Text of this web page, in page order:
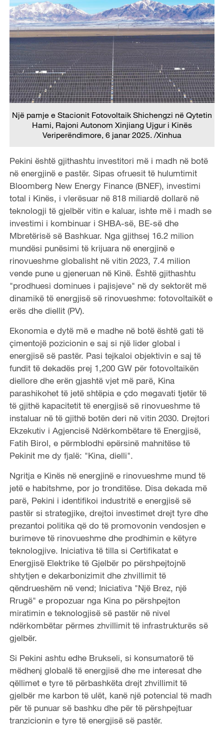
Një pamje e Stacionit Fotovoltaik Shichengzi në Qytetin
Hami, Rajoni Autonom Xinjiang Ujgur i Kinës
Veriperëndimore, 6 janar 2025. /Xinhua
Pekini është gjithashtu investitori më i madh në botë
në energjinë e pastër. Sipas ofruesit të hulumtimit
Bloomberg New Energy Finance (BNEF), investimi
total i Kinës, i vlerësuar në 818 miliardë dollarë në
teknologji të gjelbër vitin e kaluar, ishte më i madh se
investimi i kombinuar i SHBA-së, BE-së dhe
Mbretërisë së Bashkuar. Nga gjithsej 16.2 milion
mundësi punësimi të krijuara në energjinë e
rinovueshme globalisht në vitin 2023, 7.4 milion
vende pune u gjeneruan në Kinë. Është gjithashtu
"prodhuesi dominues i pajisjeve" në dy sektorët më
dinamikë të energjisë së rinovueshme: fotovoltaikët e
erës dhe diellit (PV).
Ekonomia e dytë më e madhe në botë është gati të
çimentojë pozicionin e saj si një lider global i
energjisë së pastër. Pasi tejkaloi objektivin e saj të
fundit të dekadës prej 1,200 GW për fotovoltaikën
diellore dhe erën gjashtë vjet më parë, Kina
parashikohet të jetë shtëpia e çdo megavati tjetër të
të gjithë kapacitetit të energjisë së rinovueshme të
instaluar në të gjithë botën deri në vitin 2030. Drejtori
Ekzekutiv i Agjencisë Ndërkombëtare të Energjisë,
Fatih Birol, e përmblodhi epërsinë mahnitëse të
Pekinit me dy fjalë: "Kina, dielli".
Ngritja e Kinës në energjinë e rinovueshme mund të
jetë e habitshme, por jo tronditëse. Disa dekada më
parë, Pekini i identifikoi industritë e energjisë së
pastër si strategjike, drejtoi investimet drejt tyre dhe
prezantoi politika që do të promovonin vendosjen e
burimeve të rinovueshme dhe prodhimin e këtyre
teknologjive. Iniciativa të tilla si Certifikatat e
Energjisë Elektrike të Gjelbër po përshpejtojnë
shtytjen e dekarbonizimit dhe zhvillimit të
qëndrueshëm në vend; Iniciativa "Një Brez, një
Rrugë" e propozuar nga Kina po përshpejton
miratimin e teknologjisë së pastër në nivel
ndërkombëtar përmes zhvillimit të infrastrukturës së
gjelbër.
Si Pekini ashtu edhe Brukseli, si konsumatorë të
mëdhenj globalë të energjisë dhe me interesat dhe
qëllimet e tyre të përbashkëta drejt zhvillimit të
gjelbër me karbon të ulët, kanë një potencial të madh
për të punuar së bashku dhe për të përshpejtuar
tranzicionin e tyre të energjisë së pastër.